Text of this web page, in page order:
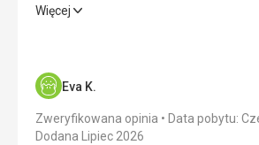
wakacje były super, za te pieniądze
Wyżywienie
Zakwaterowanie
Więcej
Eva K.
Zweryfikowana opinia
Data pobytu:
Dodana Lipiec 2026